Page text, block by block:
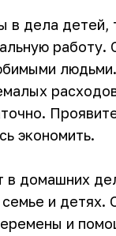
в дела детей,
работу.
экономить.
в домашних
и детях.
и